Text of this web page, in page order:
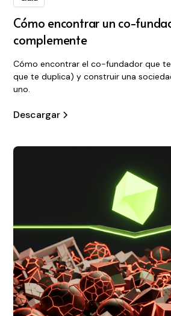
Cómo encontrar un co-
complemente
Cómo encontrar el co-fundador que
que te duplica) y construir una
uno.
Descargar